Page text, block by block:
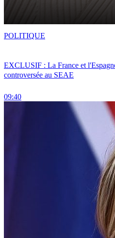
EXCLUSIF : La France et
controversée au SEAE
09:40
POLITIQUE